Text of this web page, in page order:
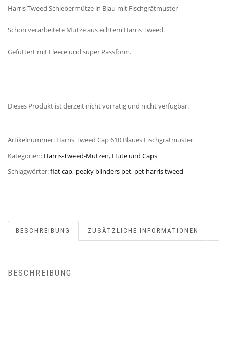
Harris Tweed Schiebermütze in Blau mit Fischgrätmuster
Schön verarbeitete Mütze aus echtem Harris Tweed.
Gefüttert mit Fleece und super Passform.
Dieses Produkt ist derzeit nicht vorrätig und nicht verfügbar.
Artikelnummer: Harris Tweed Cap 610 Blaues Fischgrätmuster
Kategorien: Harris-Tweed-Mützen, Hüte und Caps
Schlagwörter:flat cap, peaky blinders pet, pet harris tweed
BESCHREIBUNG ZUSÄTZLICHE INFORMATIONEN
BESCHREIBUNG